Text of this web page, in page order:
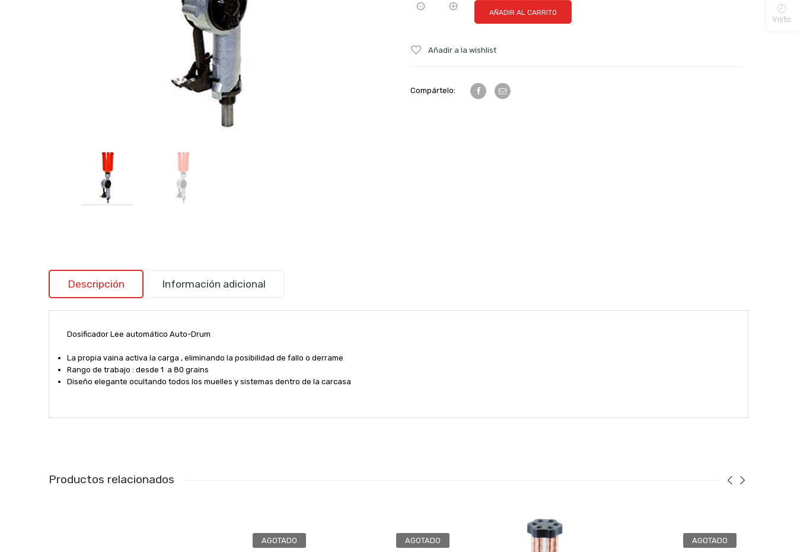
AÑADIR AL CARRITO
Añadir a la wishlist
Compártelo:
Descripción Información adicional
Dosificador Lee automático Auto-Drum
La propia vaina activa la carga , eliminando la posibilidad de fallo o derrame
Rango de trabajo : desde 1 a 80 grains
Diseño elegante ocultando todos los muelles y sistemas dentro de la carcasa
Productos relacionados
AGOTADO AGOTADO AGOTADO
Visto